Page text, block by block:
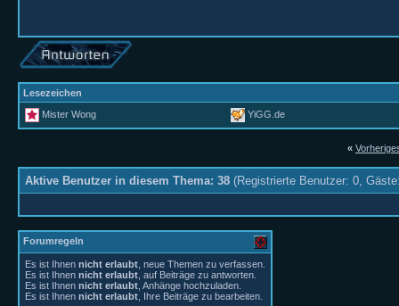
Lesezeichen
Mister Wong
YiGG.de
«
Aktive Benutzer in diesem Thema: 38 (Registrierte Benutzer: 0,
Forumregeln
Es ist Ihnen nicht erlaubt , neue Themen zu verfassen.
Es ist Ihnen nicht erlaubt , auf Beiträge zu antworten.
Es ist Ihnen nicht erlaubt , Anhänge hochzuladen.
Es ist Ihnen nicht erlaubt , Ihre Beiträge zu bearbeiten.